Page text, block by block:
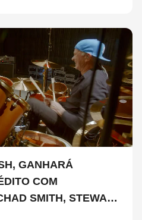
GANHARÁ
COM
SMITH, STEWART